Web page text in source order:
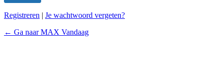
Registreren | Je wachtwoord vergeten?
← Ga naar MAX Vandaag